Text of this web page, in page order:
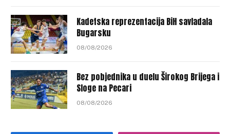
Kadetska reprezentacija BiH savladala
Bugarsku
08/08/2026
Bez pobjednika u duelu Širokog Brijega i
Sloge na Pecari
08/08/2026